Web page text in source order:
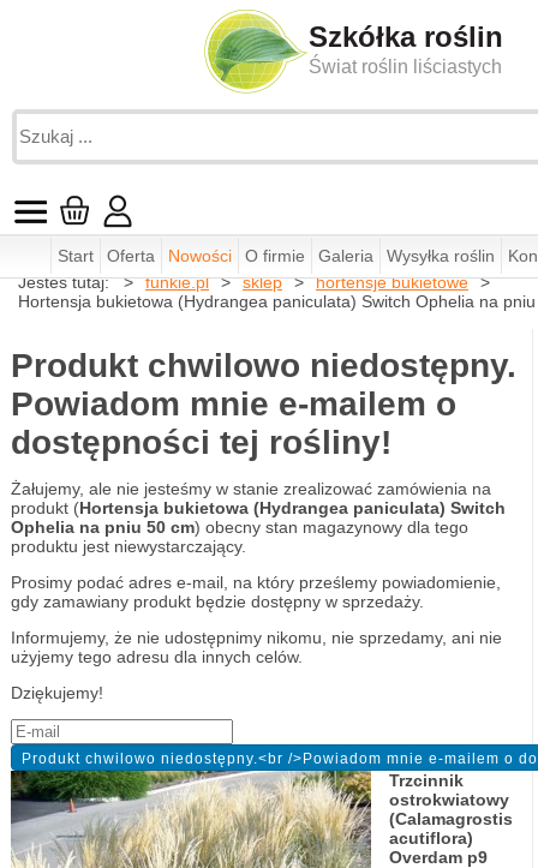
Szkółka roślin
Świat roślin liściastych
Start Oferta Nowości O firmie Galeria Wysyłka roślin
Jesteś tutaj:
funkie.pl sklep
hortensje bukietowe
Hortensja bukietowa (Hydrangea paniculata) Switch Ophelia na
Produkt chwilowo niedostępny.
Powiadom mnie e-mailem o
dostępności tej rośliny!
Żałujemy, ale nie jesteśmy w stanie zrealizować zamówienia na
produkt (Hortensja bukietowa (Hydrangea paniculata) Switch
Ophelia na pniu 50 cm) obecny stan magazynowy dla tego
produktu jest niewystarczający.
Prosimy podać adres e-mail, na który prześlemy powiadomienie,
gdy zamawiany produkt będzie dostępny w sprzedaży.
Informujemy, że nie udostępnimy nikomu, nie sprzedamy, ani nie
użyjemy tego adresu dla innych celów.
Dziękujemy!
Trzcinnik
ostrokwiatowy
(Calamagrostis
acutiflora)
Overdam p9